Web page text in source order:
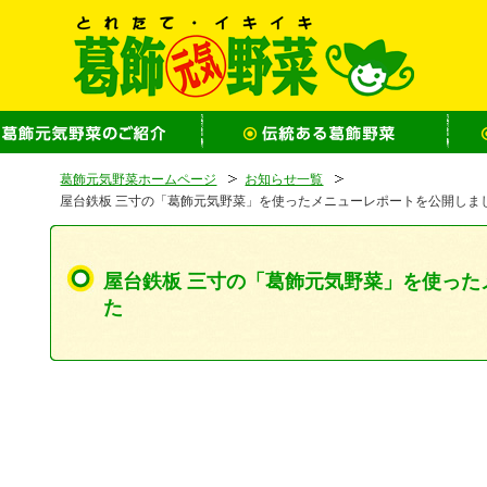
葛飾元気野菜ホームページ
お知らせ一覧
屋台鉄板 三寸の「葛飾元気野菜」を使ったメニューレポートを公開しま
屋台鉄板 三寸の「葛飾元気野菜」を使っ
た